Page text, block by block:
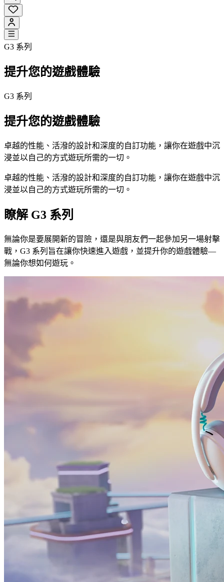
G3 系列
提升您的遊戲體驗
G3 系列
提升您的遊戲體驗
卓越的性能、活潑的設計和深度的自訂功能，讓你在遊戲中沉
浸並以自己的方式遊玩所需的一切。
卓越的性能、活潑的設計和深度的自訂功能，讓你在遊戲中沉
浸並以自己的方式遊玩所需的一切。
瞭解 G3 系列
無論你是要展開新的冒險，還是與朋友們一起參加另一場射擊
戰，G3 系列旨在讓你快速進入遊戲，並提升你的遊戲體驗—
無論你想如何遊玩。